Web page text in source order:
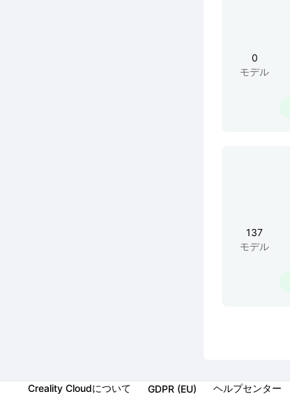
0
モデル
137
モデル
Creality Cloudについて GDPR (EU) ヘルプセンター